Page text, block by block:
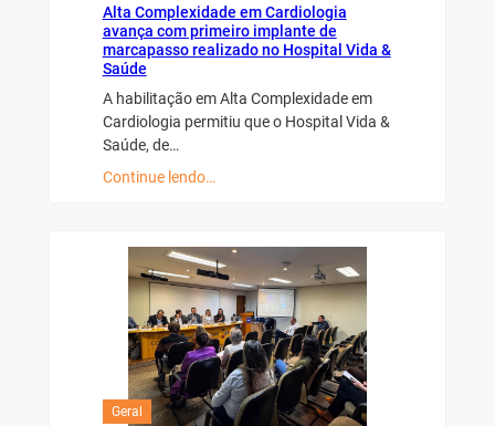
Alta Complexidade em Cardiologia
avança com primeiro implante de
marcapasso realizado no Hospital Vida &
Saúde
A habilitação em Alta Complexidade em
Cardiologia permitiu que o Hospital Vida &
Saúde, de…
Continue lendo…
Geral